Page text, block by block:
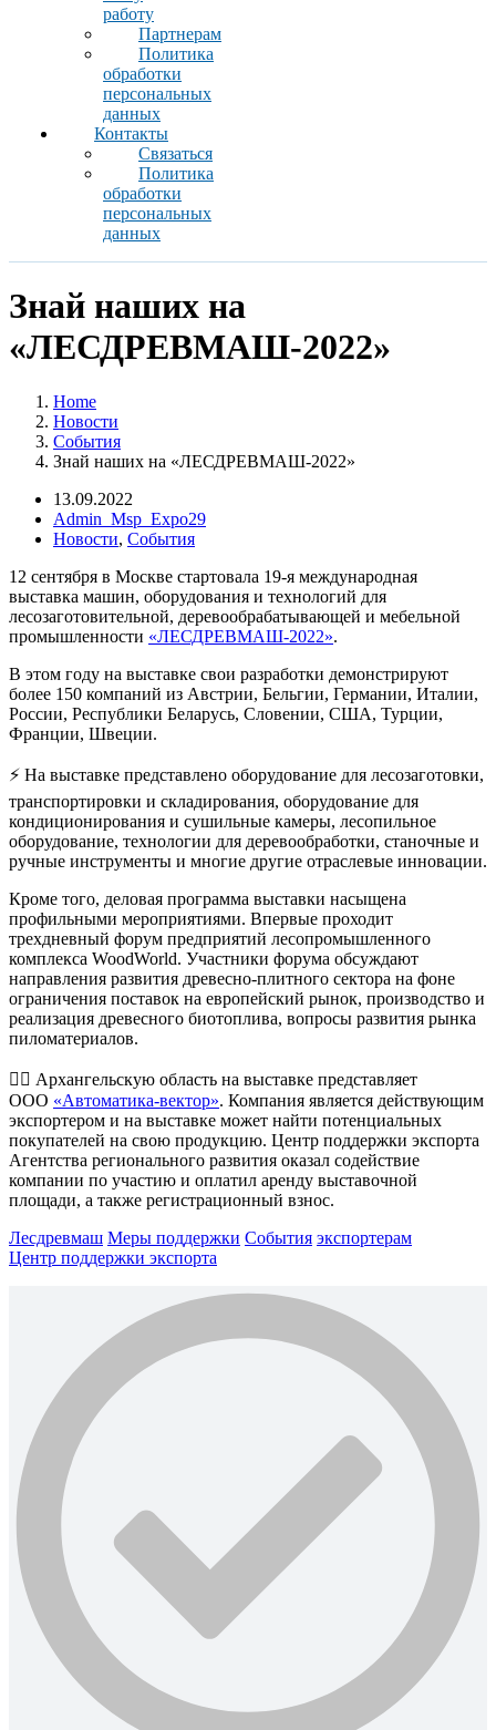
работу
Партнерам
Политика
обработки
персональных
данных
Контакты
Связаться
Политика
обработки
персональных
данных
Знай наших на
«ЛЕСДРЕВМАШ-2022»
Home
Новости
События
Знай наших на «ЛЕСДРЕВМАШ-2022»
13.09.2022
Admin_Msp_Expo29
Новости, События
12 сентября в Москве стартовала 19-я международная
выставка машин, оборудования и технологий для
лесозаготовительной, деревообрабатывающей и мебельной
промышленности «ЛЕСДРЕВМАШ-2022».
В этом году на выставке свои разработки демонстрируют
более 150 компаний из Австрии, Бельгии, Германии, Италии,
России, Республики Беларусь, Словении, США, Турции,
Франции, Швеции.
⚡ На выставке представлено оборудование для лесозаготовки,
транспортировки и складирования, оборудование для
кондиционирования и сушильные камеры, лесопильное
оборудование, технологии для деревообработки, станочные и
ручные инструменты и многие другие отраслевые инновации.
Кроме того, деловая программа выставки насыщена
профильными мероприятиями. Впервые проходит
трехдневный форум предприятий лесопромышленного
комплекса WoodWorld. Участники форума обсуждают
направления развития древесно-плитного сектора на фоне
ограничения поставок на европейский рынок, производство и
реализация древесного биотоплива, вопросы развития рынка
пиломатериалов.
👍🏻 Архангельскую область на выставке представляет
ООО «Автоматика-вектор». Компания является действующим
экспортером и на выставке может найти потенциальных
покупателей на свою продукцию. Центр поддержки экспорта
Агентства регионального развития оказал содействие
компании по участию и оплатил аренду выставочной
площади, а также регистрационный взнос.
Лесдревмаш Меры поддержки События экспортерам
Центр поддержки экспорта